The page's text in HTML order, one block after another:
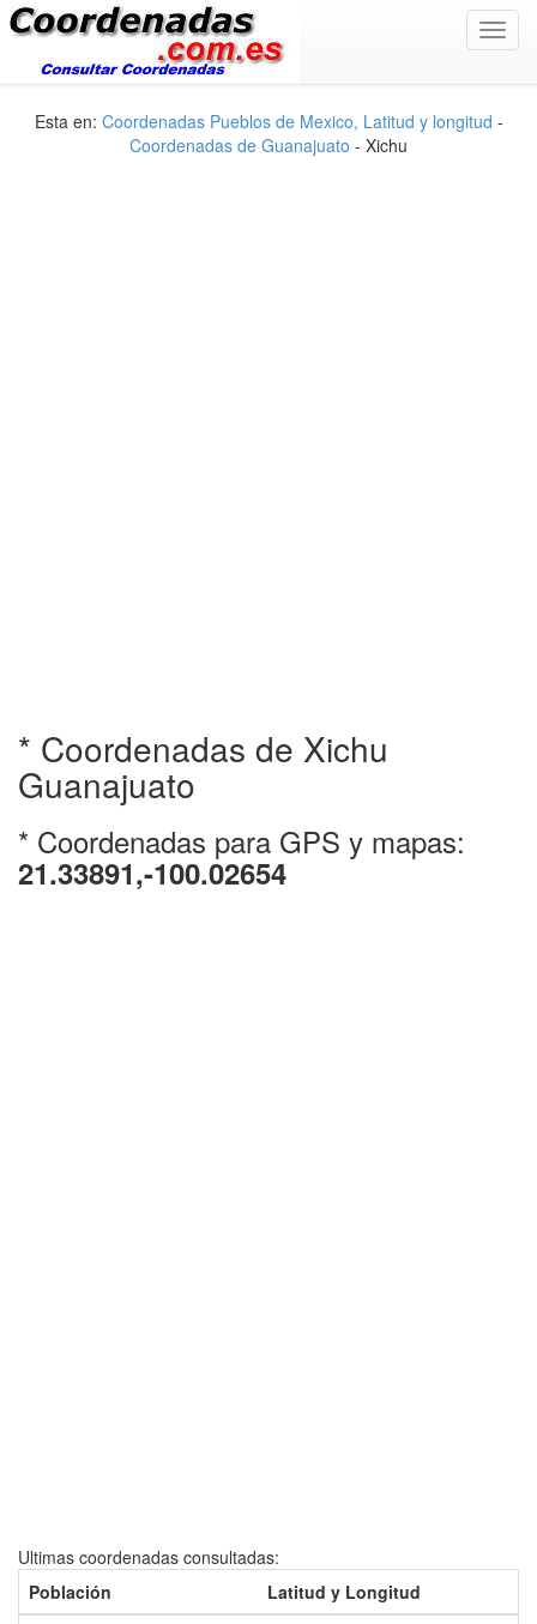
Esta en: Coordenadas Pueblos de Mexico, Latitud y longitud -
Coordenadas de Guanajuato - Xichu
* Coordenadas de Xichu
Guanajuato
* Coordenadas para GPS y mapas:
21.33891,-100.02654
Ultimas coordenadas consultadas:
Población
Latitud y Longitud